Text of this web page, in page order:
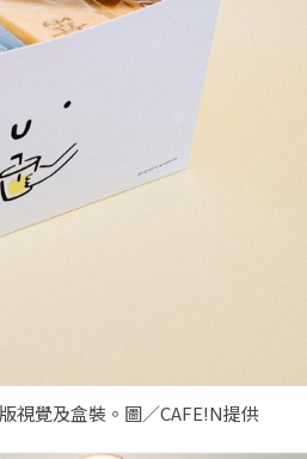
視覺及盒裝。圖／CAFE!N提供